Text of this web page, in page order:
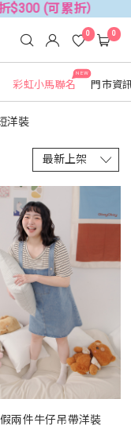
折） 全館3件
NEW
彩虹小馬聯名 門市資
0 0
洋裝
兩件牛仔吊帶洋裝